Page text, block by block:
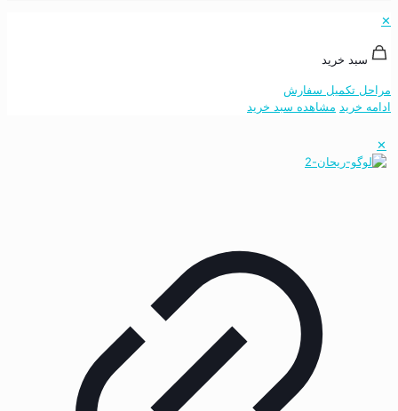
✕
سبد خرید
مراحل تکمیل سفارش
ادامه خرید مشاهده سبد خرید
✕